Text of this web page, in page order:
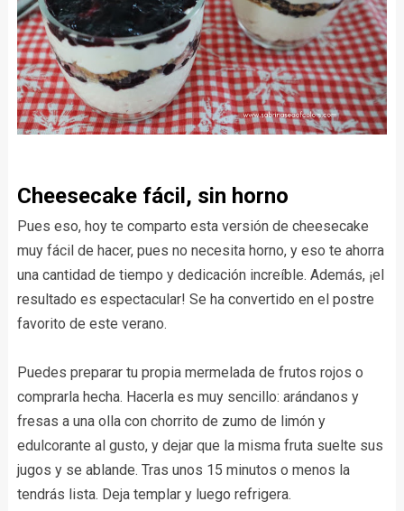
Cheesecake fácil, sin horno
Pues eso, hoy te comparto esta versión de cheesecake
muy fácil de hacer, pues no necesita horno, y eso te ahorra
una cantidad de tiempo y dedicación increíble. Además, ¡el
resultado es espectacular! Se ha convertido en el postre
favorito de este verano.
Puedes preparar tu propia mermelada de frutos rojos o
comprarla hecha. Hacerla es muy sencillo: arándanos y
fresas a una olla con chorrito de zumo de limón y
edulcorante al gusto, y dejar que la misma fruta suelte sus
jugos y se ablande. Tras unos 15 minutos o menos la
tendrás lista. Deja templar y luego refrigera.